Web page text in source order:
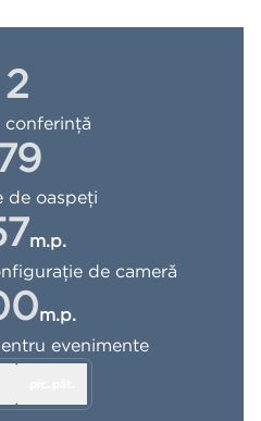
2
conferință
de oaspeţi
m.p.
pătrați de cameră
m.p.
evenimente